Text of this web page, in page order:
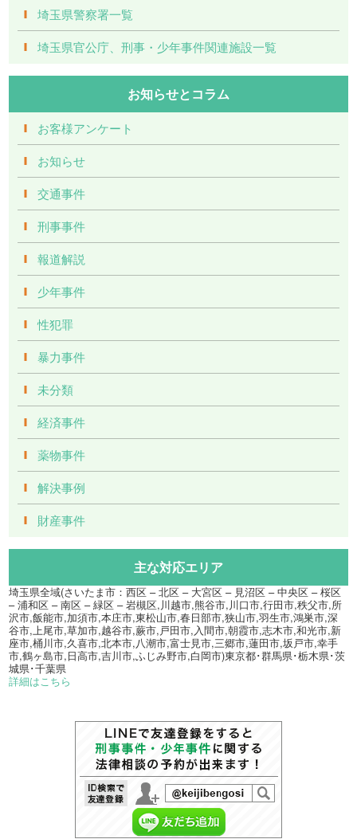
埼玉県警察署一覧
埼玉県官公庁、刑事・少年事件関連施設一覧
お知らせとコラム
お客様アンケート
お知らせ
交通事件
刑事事件
報道解説
少年事件
性犯罪
暴力事件
未分類
経済事件
薬物事件
解決事例
財産事件
主な対応エリア
埼玉県全域(さいたま市：西区 – 北区 – 大宮区 – 見沼区 – 中央区 – 桜区
– 浦和区 – 南区 – 緑区 – 岩槻区,川越市,熊谷市,川口市,行田市,秩父市,所
沢市,飯能市,加須市,本庄市,東松山市,春日部市,狭山市,羽生市,鴻巣市,深
谷市,上尾市,草加市,越谷市,蕨市,戸田市,入間市,朝霞市,志木市,和光市,新
座市,桶川市,久喜市,北本市,八潮市,富士見市,三郷市,蓮田市,坂戸市,幸手
市,鶴ヶ島市,日高市,吉川市,ふじみ野市,白岡市)東京都･群馬県･栃木県･茨
城県･千葉県
詳細はこちら